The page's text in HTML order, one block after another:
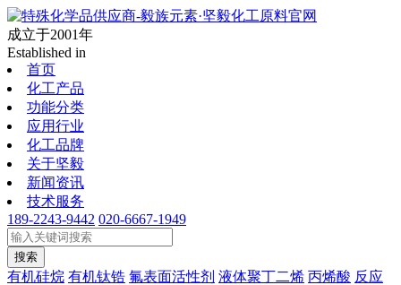
成立于2001年
Established in
首页
化工产品
功能分类
应用行业
化工品牌
关于坚毅
新闻资讯
技术服务
189-2243-9442 020-6667-1949
搜索
有机硅烷 有机钛锆 氟表面活性剂 液体聚丁二烯 丙烯酸 反应